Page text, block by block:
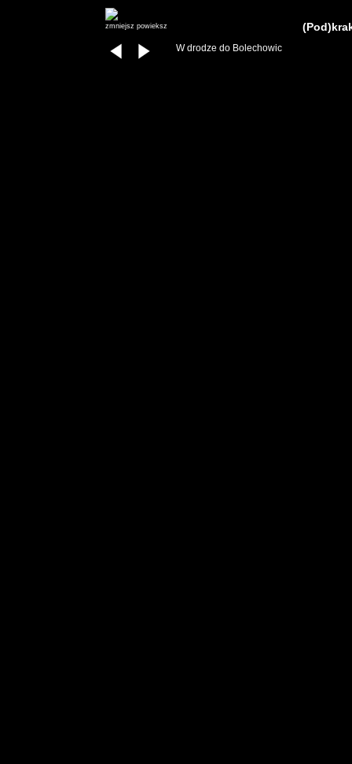
zmniejsz powieksz
W drodze do Bolechowic